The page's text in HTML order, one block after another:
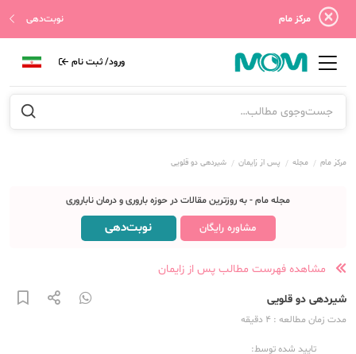
مرکز مام نوبت‌دهی
ورود/ ثبت نام
مرکز مام مجله پس از زایمان شیردهی دو قلویی
مجله مام - به روزترین مقالات در حوزه باروری و درمان ناباروری
مشاوره رایگان نوبت‌دهی
مشاهده فهرست مطالب پس از زایمان
شیردهی دو قلویی
مدت زمان مطالعه : 4 دقیقه
تایید شده توسط: